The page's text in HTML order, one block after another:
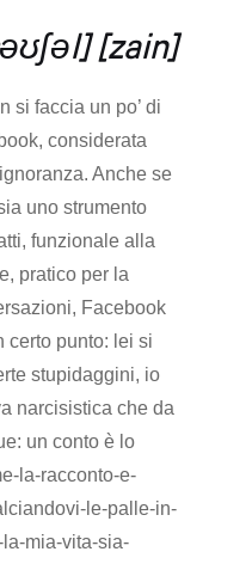
[zain]
si faccia un po’ di
considerata
Anche se
uno strumento
funzionale alla
pratico per la
Facebook
certo punto: lei si
stupidaggini, io
narcisistica che da
un conto è lo
la-racconto-e-
le-palle-in-
mia-vita-sia-